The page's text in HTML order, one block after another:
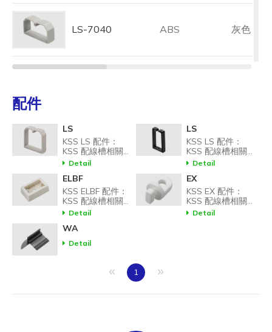
LS-7040 ABS 灰色
LS-4065 ABS
LS-6565 ABS 灰色
LS-4267
配件
LS
KSS LS 配件：
KSS 配線槽相關配
件，輔助配線槽安
Detail
LS
KSS LS 配件：
KSS 配線槽相關配
件，輔助配線槽安
Detail
ELBF
KSS ELBF 配件：
KSS 配線槽相關配
件，輔助配線槽安
Detail
EX
KSS EX 配件：
KSS 配線槽相關配
件，輔助配線槽安
Detail
WA
Detail
« 1 »